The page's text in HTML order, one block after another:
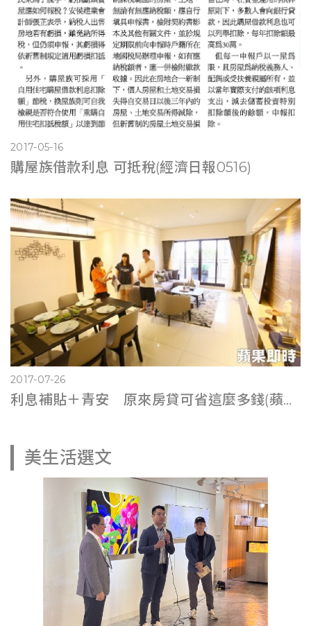
2017-05-16
購屋族借款利息 可抵稅(經濟日報0516)
2017-07-26
利息補貼＋青安 原來房貸可省這麼多錢(蘋果即時0725)
美生活選文